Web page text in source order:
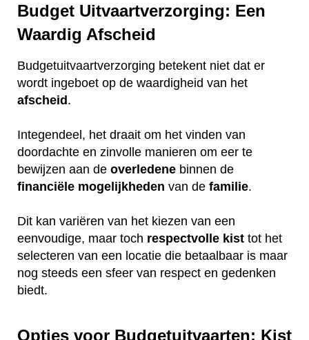
Budget Uitvaartverzorging: Een
Waardig Afscheid
Budgetuitvaartverzorging betekent niet dat er
wordt ingeboet op de waardigheid van het
afscheid .
Integendeel, het draait om het vinden van
doordachte en zinvolle manieren om eer te
bewijzen aan de overledene binnen de
financiële mogelijkheden van de familie.
Dit kan variëren van het kiezen van een
eenvoudige, maar toch respectvolle kist tot het
selecteren van een locatie die betaalbaar is maar
nog steeds een sfeer van respect en gedenken
biedt.
Opties voor Budgetuitvaarten: Kist